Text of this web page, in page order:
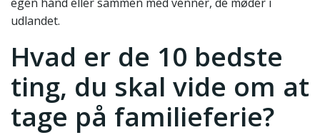
udlandet.
Hvad er de 10 bedste
ting, du skal vide om at
tage på familieferie?